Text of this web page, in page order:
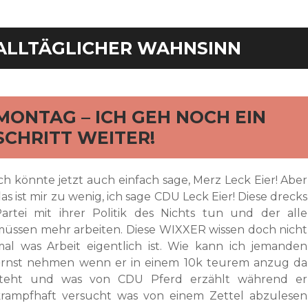
WAHNSINN
– ICH GEH NOCH EIN
WEITER!
könnte jetzt auch einfach sage, Merz Leck Eier! Aber
ist mir zu wenig, ich sage CDU Leck Eier! Diese drecks
mit ihrer Politik des Nichts tun und der alle
mehr arbeiten. Diese WIXXER wissen doch nicht
was Arbeit eigentlich ist. Wie kann ich jemanden
nehmen wenn er in einem 10k teurem anzug da
und was von CDU Pferd erzählt während er
versucht was von einem Zettel abzulesen